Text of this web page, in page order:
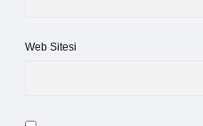
Web Sitesi